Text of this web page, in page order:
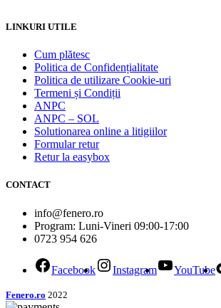
LINKURI UTILE
Cum plătesc
Politica de Confidențialitate
Politica de utilizare Cookie-uri
Termeni și Condiții
ANPC
ANPC – SOL
Solutionarea online a litigiilor
Formular retur
Retur la easybox
CONTACT
info@fenero.ro
Program: Luni-Vineri 09:00-17:00
0723 954 626
Facebook Instagram YouTube
Fenero.ro 2022